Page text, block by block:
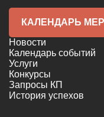
КАЛЕНДАРЬ
Новости
Календарь событий
Услуги
Конкурсы
Запросы КП
История успехов